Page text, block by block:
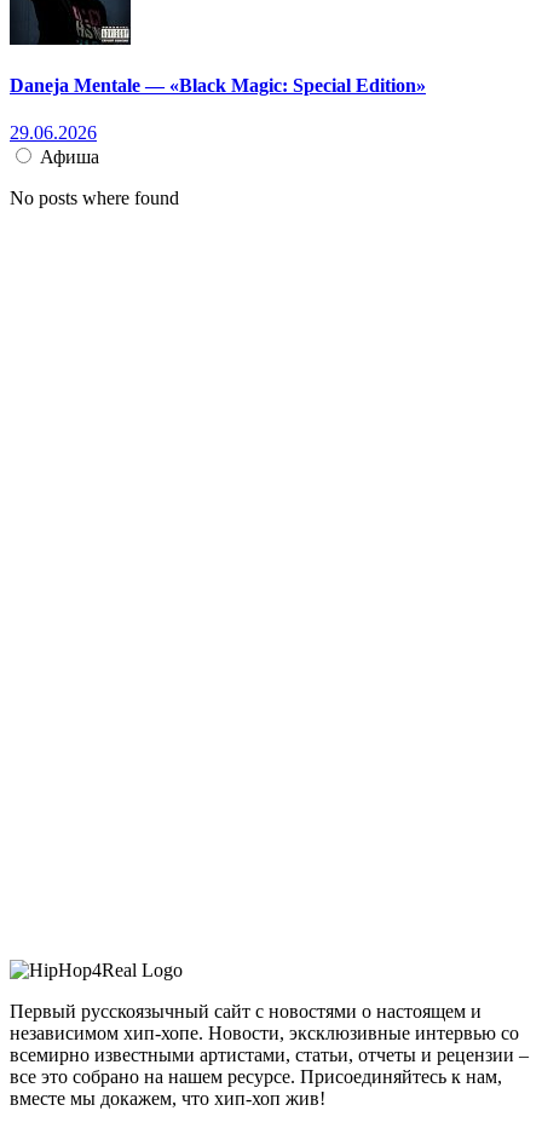
Daneja Mentale — «Black Magic: Special Edition»
29.06.2026
Афиша
No posts where found
Первый русскоязычный сайт с новостями о настоящем и
независимом хип-хопе. Новости, эксклюзивные интервью со
всемирно известными артистами, статьи, отчеты и рецензии –
все это собрано на нашем ресурсе. Присоединяйтесь к нам,
вместе мы докажем, что хип-хоп жив!